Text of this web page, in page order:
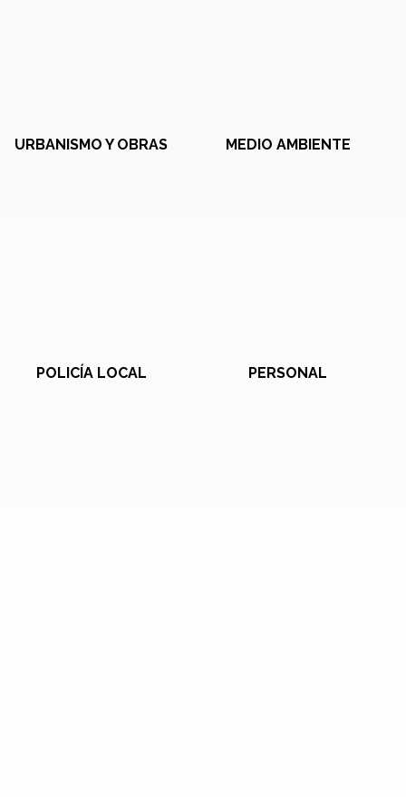
URBANISMO Y OBRAS MEDIO AMBIENTE
POLICÍA LOCAL PERSONAL